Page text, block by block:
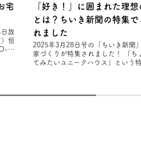
宅
放
恒
「好き！」に囲まれた理想
とは？ちいき新聞の特集で
れました
2025年3月28日号の「ちいき新聞
家づくりが特集されました！ 「ち
てみたいユニークハウス」という